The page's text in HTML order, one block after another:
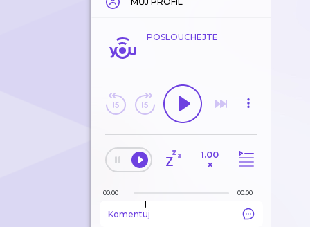
POSLOUCHEJTE
1.00
×
00:00 00:00
Komentuj